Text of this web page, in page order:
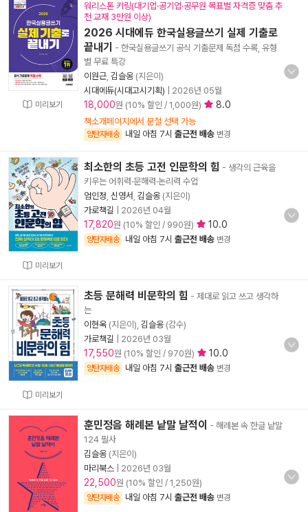
미리보기
워리스톤 키링(대기업·공기업·공무원 목표별 자격증 맞춤 추
천 교재 3만원 이상)
2026 시대에듀 한국실용글쓰기 실제 기출로
끝내기
- 한국실용글쓰기 공식 기출문제 독점 수록, 유형
별 무료 특강
이원근 김슬옹 (지은이)
시대에듀(시대고시기획)
2026년 05월
18,000원 (10% 할인 / 1,000원) 8.0
책소개페이지에서 분철 선택 가능
양탄자배송 내일 아침 7시 출근전 배송 변경
미리보기
최소한의 초등 고전 인문학의 힘 - 생각의 근육을
키우는 어휘력·문해력·논리력 수업
엄인정 신영서 김슬옹 (지은이)
가로책길
2026년 04월
17,820원 (10% 할인 / 990원) 10.0
양탄자배송 내일 아침 7시 출근전 배송 변경
미리보기
초등 문해력 비문학의 힘 - 제대로 읽고 쓰고 생각하
는
이현옥 (지은이), 김슬옹 (감수)
가로책길
2026년 03월
17,550원 (10% 할인 / 970원) 10.0
양탄자배송 내일 아침 7시 출근전 배송 변경
훈민정음 해례본 낱말 날적이 - 해례본 속 한글 낱말
124 필사
김슬옹 (지은이)
마리북스
2026년 03월
22,500원 (10% 할인 / 1,250원)
양탄자배송 내일 아침 7시 출근전 배송 변경